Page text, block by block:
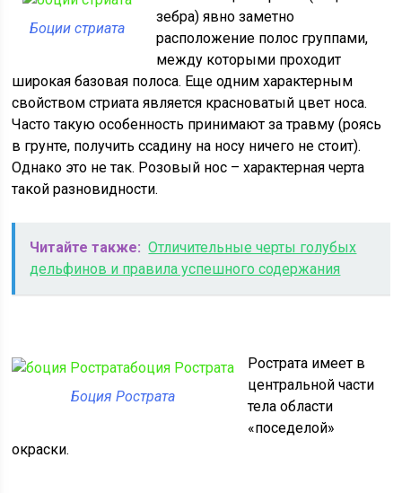
Боции стриата
зебра) явно заметно
расположение полос группами,
между которыми проходит
широкая базовая полоса. Еще одним характерным
свойством стриата является красноватый цвет носа.
Часто такую особенность принимают за травму (роясь
в грунте, получить ссадину на носу ничего не стоит).
Однако это не так. Розовый нос – характерная черта
такой разновидности.
Читайте также: Отличительные черты голубых
дельфинов и правила успешного содержания
Боция Рострата
Рострата имеет в
центральной части
тела области
«поседелой»
окраски.